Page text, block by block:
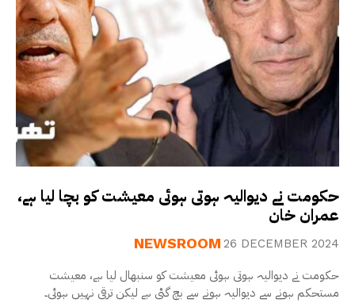
حکومت نے دیوالیہ ہوتی ہوئی معیشت کو بچا لیا ہے،
عمران خان
NEWSROOM 26 DECEMBER 2024
حکومت نے دیوالیہ ہوتی ہوئی معیشت کو سنبھال لیا ہے، معیشت
مستحکم ہونے سے دیوالیہ ہونے سے بچ گئی ہے لیکن ترقی نہیں ہوئی۔